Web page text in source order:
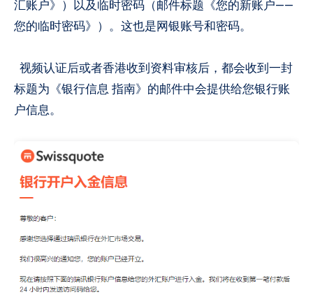
汇账户》）以及临时密码（邮件标题《您的新账户——
您的临时密码》）。这也是网银账号和密码。
视频认证后或者香港收到资料审核后，都会收到一封
标题为《银行信息 指南》的邮件中会提供给您银行账
户信息。